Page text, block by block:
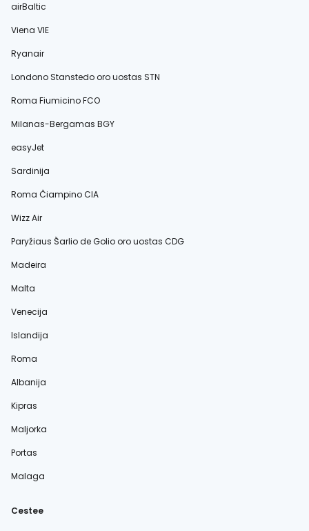
airBaltic
Viena VIE
Ryanair
Londono Stanstedo oro uostas STN
Roma Fiumicino FCO
Milanas-Bergamas BGY
easyJet
Sardinija
Roma Čiampino CIA
Wizz Air
Paryžiaus Šarlio de Golio oro uostas CDG
Madeira
Malta
Venecija
Islandija
Roma
Albanija
Kipras
Maljorka
Portas
Malaga
Cestee